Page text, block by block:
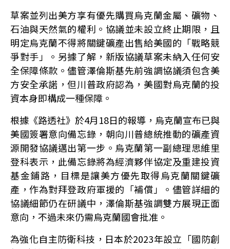
草案並列出美方享有優先購買烏克蘭金屬、礦物、
石油與天然氣的權利。協議並未設立終止期限，且
明定烏克蘭不得將關鍵礦產出售給美國的「戰略競
爭對手」。另據了解，新版協議草案未納入任何安
全保障條款。儘管澤倫斯基先前強調協議須包含美
方安全承諾，但川普政府認為，美國對烏克蘭的投
資本身即構成一種保障。
根據《路透社》於4月18日的報導，烏克蘭宣布已與
美國簽署意向備忘錄，朝向川普總統推動的礦產資
源開發協議邁出第一步。烏克蘭第一副總理思維里
登科表示，此備忘錄將為經濟夥伴協定及重建投資
基金鋪路，目標是讓美方優先取得烏克蘭關鍵礦
產，作為對拜登政府軍援的「補償」。儘管詳細的
協議細節仍在研議中，澤倫斯基強調雙方展現正面
意向，不過未來仍需烏克蘭國會批准。
為強化自主防衛科技，日本於2023年設立「國防創